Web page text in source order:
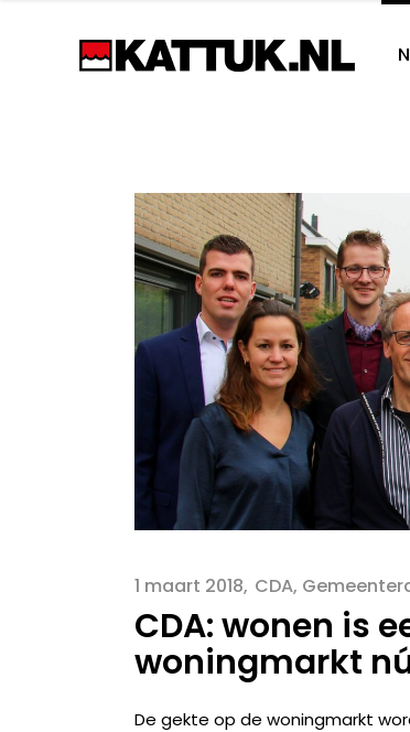
1 maart 2018 CDA,
CDA: wonen is
woningmarkt
De gekte op de woningmarkt